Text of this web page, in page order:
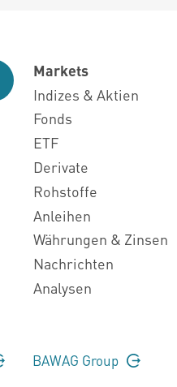
Markets
Indizes & Aktien
Fonds
ETF
Derivate
Rohstoffe
Anleihen
Währungen & Zinsen
Nachrichten
Analysen
BAWAG Group